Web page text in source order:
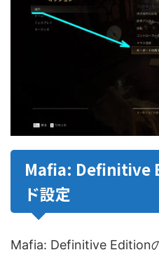
Mafia: Definitive
ド設定
Mafia: Definitive Edition